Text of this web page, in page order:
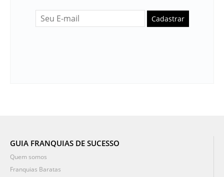
Cadastrar
GUIA FRANQUIAS DE SUCESSO
Quem somos
Franquias Baratas